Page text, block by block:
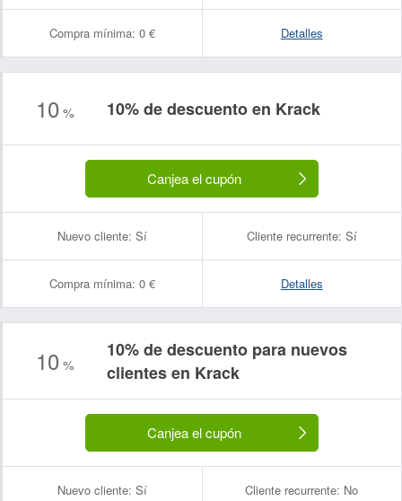
Compra mínima: 0 € Detalles
10 % 10% de descuento en Krack
Canjea el cupón
Nuevo cliente: Sí Cliente recurrente: Sí
Compra mínima: 0 € Detalles
10 %
10% de descuento para nuevos
clientes en Krack
Canjea el cupón
Nuevo cliente: Sí Cliente recurrente: No